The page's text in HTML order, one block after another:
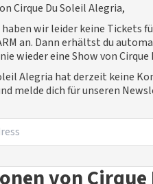
Cirque Du Soleil Alegria,
wir leider keine Tickets
an. Dann erhältst du
wieder eine Show von
Alegria hat derzeit keine
melde dich für unseren